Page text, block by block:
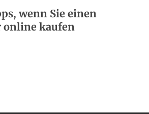
wenn Sie einen
online kaufen